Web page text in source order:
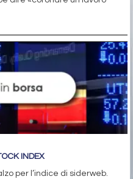
INDEX
per l’indice di siderweb.